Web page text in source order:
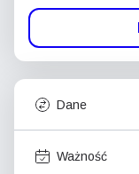
Dane
Ważność